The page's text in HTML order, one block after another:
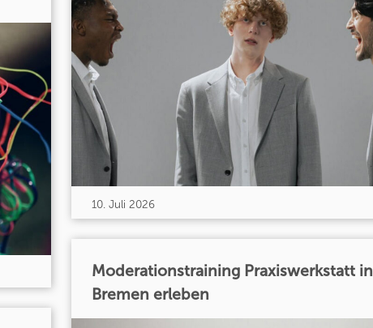
10. Juli 2026
Moderationstraining Praxiswerkstatt in
Bremen erleben